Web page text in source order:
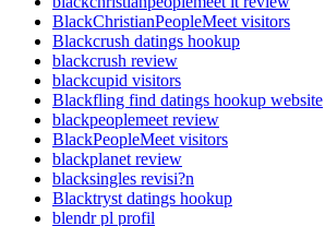
BlackChristianPeopleMeet visitors
Blackcrush datings hookup
blackcrush review
blackcupid visitors
Blackfling find datings hookup website
blackpeoplemeet review
BlackPeopleMeet visitors
blackplanet review
blacksingles revisi?n
Blacktryst datings hookup
blendr pl profil